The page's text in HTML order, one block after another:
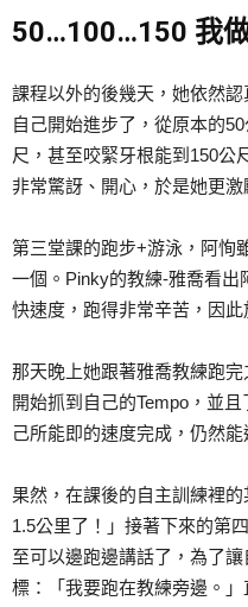
50…100…150 我做
課程以外的後幾天，她依然
自己開始進步了，從原本的
尺，甚至咬緊牙根能到150公
非常驚訝、開心，於是她更
第三堂課的跑步+游泳，阿恂
一個。Pinky的教練-雅喬看出
快速度，跑得非常辛苦，因
那天晚上她跟著雅喬教練跑
開始抓到自己的Tempo，並
己所能即的速度完成，仍然能
果然，在課後的自主訓練裡
1.5公里了！」接著下來的第
至可以邊跑邊講話了，為了
標：「我要跑在教練旁邊。